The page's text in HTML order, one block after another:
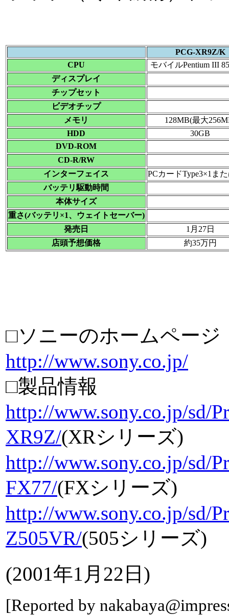
PCG-XR9Z/K
CPU
モバイルPentium III
ディスプレイ
チップセット
ビデオチップ
メモリ
128MB(最大
HDD
30GB
DVD-ROM
CD-R/RW
インターフェイス
PCカードType3×1ま
バッテリ駆動時間
本体サイズ
重さ(バッテリ×1、ウェイトセーバー)
発売日
1月27日
店頭予想価格
約35万円
□ソニーのホームページ
http://www.sony.co.jp/
□製品情報
http://www.sony.co.jp/sd/
XR9Z/(XRシリーズ)
http://www.sony.co.jp/sd/
FX77/(FXシリーズ)
http://www.sony.co.jp/sd/
Z505VR/(505シリーズ)
(2001年1月22日)
[Reported by